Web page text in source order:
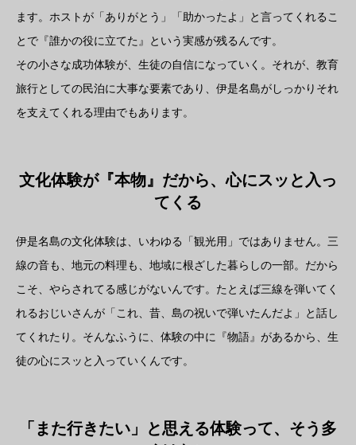
ます。ホストが「ありがとう」「助かったよ」と言ってくれるこ
とで『誰かの役に立てた』という実感が残るんです。
その小さな成功体験が、生徒の自信になっていく。それが、教育
旅行としての民泊に大事な要素であり、伊是名島がしっかりそれ
を支えてくれる理由でもあります。
文化体験が『本物』だから、心にスッと入っ
てくる
伊是名島の文化体験は、いわゆる「観光用」ではありません。三
線の音も、地元の料理も、地域に根ざした暮らしの一部。だから
こそ、やらされてる感じがないんです。たとえば三線を弾いてく
れるおじいさんが「これ、昔、島の祝いで弾いたんだよ」と話し
てくれたり。そんなふうに、体験の中に『物語』があるから、生
徒の心にスッと入っていくんです。
「また行きたい」と思える体験って、そう多